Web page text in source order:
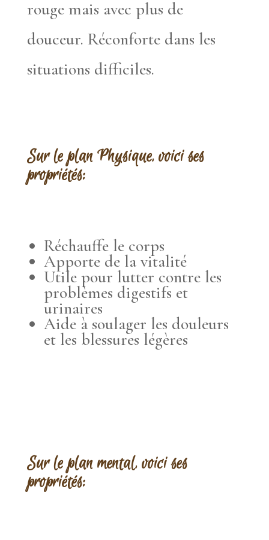
rouge mais avec plus de
douceur. Réconforte dans les
situations difficiles.
Sur le plan Physique, voici ses
propriétés:
Réchauffe le corps
Apporte de la vitalité
Utile pour lutter contre les
problèmes digestifs et
urinaires
Aide à soulager les douleurs
et les blessures légères
Sur le plan mental, voici ses
propriétés: